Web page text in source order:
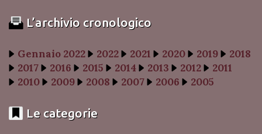
L’archivio cronologico
Gennaio 2022 2022 2021 2020 2019
2018
2017
2016 2015 2014 2013 2012
2011
2010
2009 2008 2007 2006 2005
Le categorie